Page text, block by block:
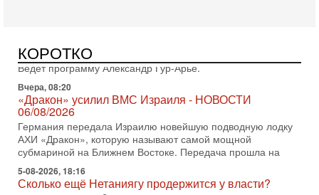
КОРОТКО
ЦАХАЛа в отставке, писатель, журналист, военный историк.
Ведет программу Александр Гур-Арье.
Вчера, 08:20
«Дракон» усилил ВМС Израиля - НОВОСТИ
06/08/2026
Германия передала Израилю новейшую подводную лодку
АХИ «Дракон», которую называют самой мощной
субмариной на Ближнем Востоке. Передача прошла на
5-08-2026, 18:16
Сколько ещё Нетаниягу продержится у власти?